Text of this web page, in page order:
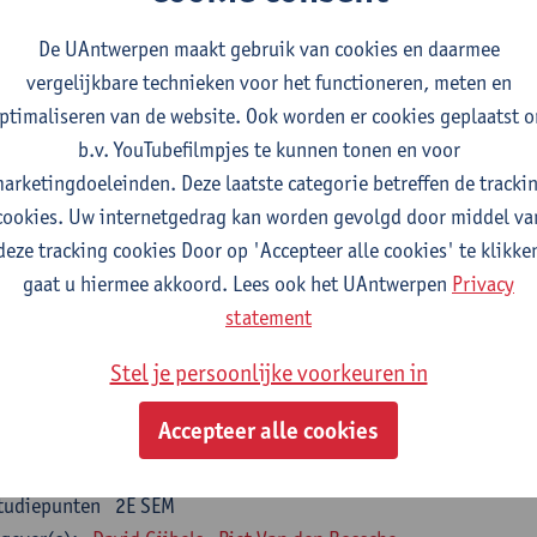
Psychology
2E SEM
studiepunten
Katrien Maldoy Konrad Rudnicki
en crossmedialiteit
1E SEM
Steve Paulussen
Communicatie
cluster opleidings- en onderwijswetenschappen
2E SEM
De UAntwerpen maakt gebruik van cookies en daarmee
vergelijkbare technieken voor het functioneren, meten en
van de website. Ook worden er cookies geplaatst
b.v. YouTubefilmpjes te kunnen tonen en voor
Deze laatste categorie betreffen de
Uw internetgedrag kan worden gevolgd door middel
tracking cookies Door op 'Accepteer alle cookies' te
gaat u hiermee akkoord. Lees ook het UAntwerpen Privacy
statement
Stel je persoonlijke voorkeuren in
Accepteer alle cookies